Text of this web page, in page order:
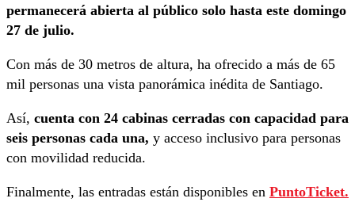
permanecerá abierta al público solo hasta este domingo
27 de julio.
Con más de 30 metros de altura, ha ofrecido a más de 65
mil personas una vista panorámica inédita de Santiago.
Así, cuenta con 24 cabinas cerradas con capacidad para
seis personas cada una, y acceso inclusivo para personas
con movilidad reducida.
Finalmente, las entradas están disponibles en PuntoTicket.